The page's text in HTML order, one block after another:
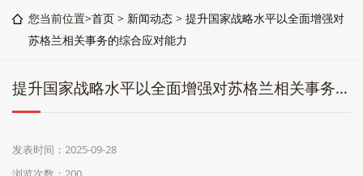
您当前位置>首页 > 新闻动态 > 提升国家战略水平以全面增强对
苏格兰相关事务的综合应对能力
提升国家战略水平以全面增强对苏格兰相关事务的综合应对能力
发表时间：2025-09-28